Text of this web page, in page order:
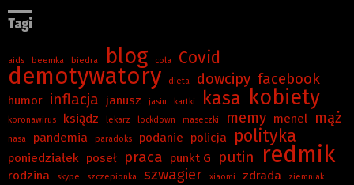
Tagi
aids beemka biedra blog cola Covid
demotywatory dieta dowcipy facebook
humor inflacja janusz jasiu kartki kasa kobiety
koronawirus ksiądz lekarz lockdown maseczki memy menel mąż
nasa pandemia paradoks podanie policja polityka
poniedziałek poseł praca punkt G putin redmik
rodzina skype szczepionka szwagier xiaomi zdrada
ziemniak